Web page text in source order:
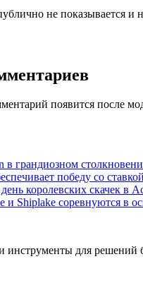
не показывается и
появится после
в грандиозном
победу со
королевских скачек в
и Shiplake соревнуются в
для решений